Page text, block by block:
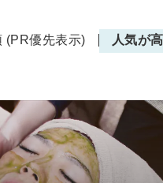
(PR優先表示) 人気が